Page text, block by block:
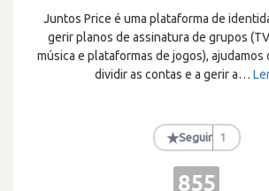
Juntos Price é uma plataforma de
gerir planos de assinatura de grupos
música e plataformas de jogos),
dividir as contas e a gerir a…
★Seguir 1
855